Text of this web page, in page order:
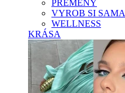
PREMENY
VYROB SI SAMA
WELLNESS
KRÁSA